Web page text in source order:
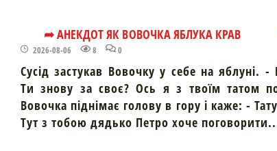
➦ АНЕКДОТ ЯК ВОВОЧКА ЯБЛУКА КРАВ
2026-08-06 8 0
Сусід застукав Вовочку у себе на яблуні. -
Ти знову за своє? Ось я з твоїм татом
Вовочка піднімає голову в гору і каже: -
Тут з тобою дядько Петро хоче